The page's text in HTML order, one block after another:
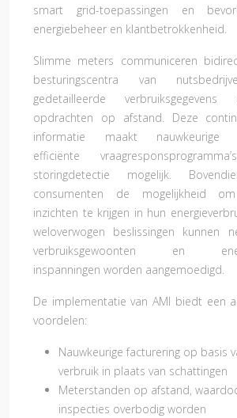
smart grid-toepassingen en
energiebeheer en klantbetrokkenheid.
Slimme meters communiceren
besturingscentra van
gedetailleerde
opdrachten op afstand. Deze
informatie maakt nauwkeurige
efficiënte
storingdetectie mogelijk.
consumenten de mogelijkheid om
inzichten te krijgen in hun
weloverwogen beslissingen kunnen
verbruiksgewoonten en
inspanningen worden aangemoedigd.
De implementatie van AMI biedt een
voordelen:
Nauwkeurige facturering op basis
verbruik in plaats van schattingen
Meterstanden op afstand,
inspecties overbodig worden